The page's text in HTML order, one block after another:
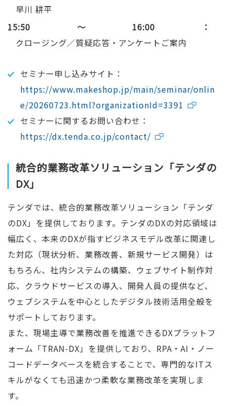
早川 耕平
15:50～16:00
クロージング／質疑応答・アンケートご案内
セミナー申し込みサイト：
https://www.makeshop.jp/main/seminar/onlin
e/20260723.html?organizationId=3391
セミナーに関するお問い合わせ：
https://dx.tenda.co.jp/contact/
統合的業務改革ソリューション「テンダの
DX」
テンダでは、統合的業務改革ソリューション「テンダ
のDX」を提供しております。テンダのDXの対応領域は
幅広く、本来のDXが指すビジネスモデル改革に関連し
た対応（現状分析、業務改善、新規サービス開発）は
もちろん、社内システムの構築、ウェブサイト制作対
応、クラウドサービスの導入、開発人員の提供など、
ウェブシステムを中心としたデジタル技術活用全般を
サポートしております。
また、現場主導で業務改善を推進できるDXプラットフ
ォーム「TRAN-DX」を提供しており、RPA・AI・ノー
コードデータベースを統合することで、専門的なITス
キルがなくても迅速かつ柔軟な業務改革を実現しま
す。